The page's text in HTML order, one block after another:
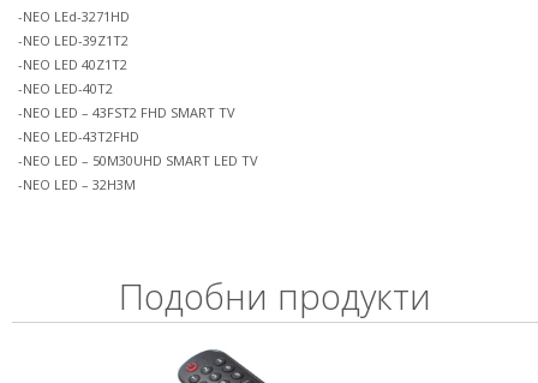
-NEO LEd-3271HD
-NEO LED-39Z1T2
-NEO LED 40Z1T2
-NEO LED-40T2
-NEO LED – 43FST2 FHD SMART TV
-NEO LED-43T2FHD
-NEO LED – 50M30UHD SMART LED TV
-NEO LED – 32H3M
Подобни продукти